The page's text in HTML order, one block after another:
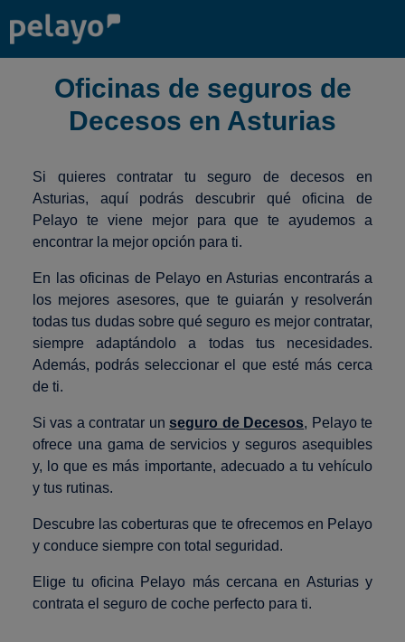
Oficinas de seguros de
Decesos en Asturias
Si quieres contratar tu seguro de decesos en
Asturias, aquí podrás descubrir qué oficina de
Pelayo te viene mejor para que te ayudemos a
encontrar la mejor opción para ti.
En las oficinas de Pelayo en Asturias encontrarás a
los mejores asesores, que te guiarán y resolverán
todas tus dudas sobre qué seguro es mejor contratar,
siempre adaptándolo a todas tus necesidades.
Además, podrás seleccionar el que esté más cerca
de ti.
Si vas a contratar unseguro de Decesos, Pelayo te
ofrece una gama de servicios y seguros asequibles
y, lo que es más importante, adecuado a tu vehículo
y tus rutinas.
Descubre las coberturas que te ofrecemos en Pelayo
y conduce siempre con total seguridad.
Elige tu oficina Pelayo más cercana en Asturias y
contrata el seguro de coche perfecto para ti.